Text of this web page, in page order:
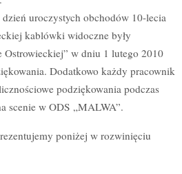
uroczystych obchodów 10-lecia
kablówki widoczne były
Ostrowieckiej” w dniu 1 lutego 2010
Dodatkowo każdy pracownik
podziękowania podczas
scenie w ODS „MALWA”.
poniżej w rozwinięciu